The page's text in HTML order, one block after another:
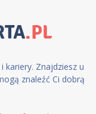
Znajdziesz u
znaleźć Ci dobrą